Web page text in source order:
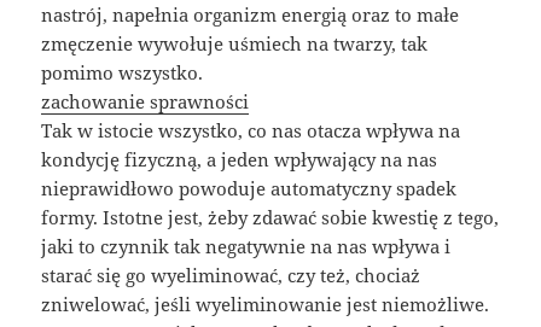
nastrój, napełnia organizm energią oraz to małe
zmęczenie wywołuje uśmiech na twarzy, tak
pomimo wszystko.
zachowanie sprawności
Tak w istocie wszystko, co nas otacza wpływa na
kondycję fizyczną, a jeden wpływający na nas
nieprawidłowo powoduje automatyczny spadek
formy. Istotne jest, żeby zdawać sobie kwestię z tego,
jaki to czynnik tak negatywnie na nas wpływa i
starać się go wyeliminować, czy też, chociaż
zniwelować, jeśli wyeliminowanie jest niemożliwe.